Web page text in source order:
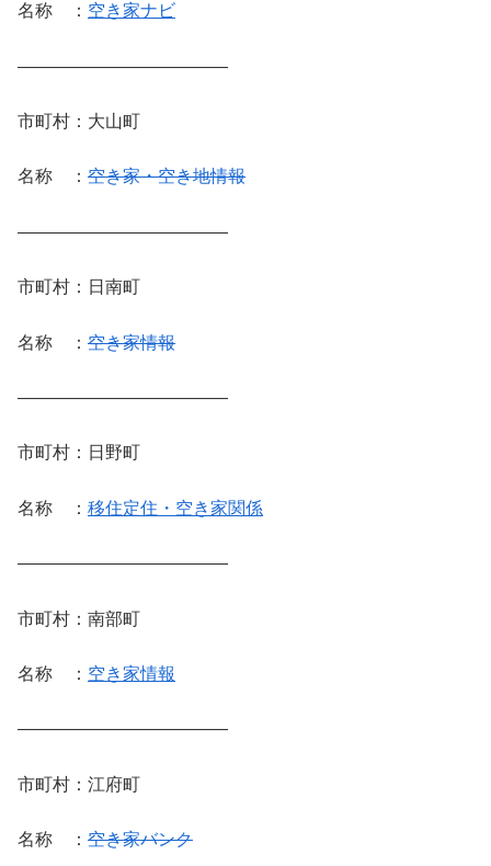
名称 ： 空き家ナビ
————————————
市町村：大山町
名称 ： 空き家・空き地情報
————————————
市町村：日南町
名称 ： 空き家情報
————————————
市町村：日野町
名称 ： 移住定住・空き家関係
————————————
市町村：南部町
名称 ： 空き家情報
————————————
市町村：江府町
名称 ： 空き家バンク